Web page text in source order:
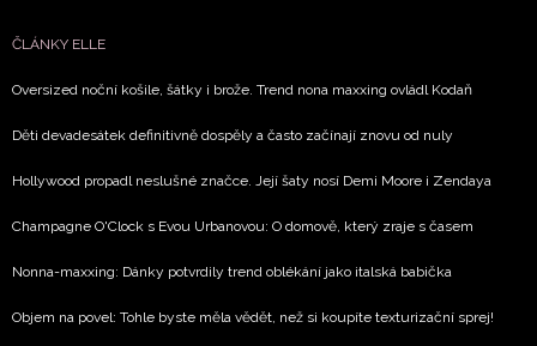
ČLÁNKY ELLE
Oversized noční košile, šátky i brože. Trend nona maxxing ovládl Kodaň
Děti devadesátek definitivně dospěly a často začínají znovu od nuly
Hollywood propadl neslušné značce. Její šaty nosí Demi Moore i Zendaya
Champagne O'Clock s Evou Urbanovou: O domově, který zraje s časem
Nonna-maxxing: Dánky potvrdily trend oblékání jako italská babička
Objem na povel: Tohle byste měla vědět, než si koupíte texturizační sprej!